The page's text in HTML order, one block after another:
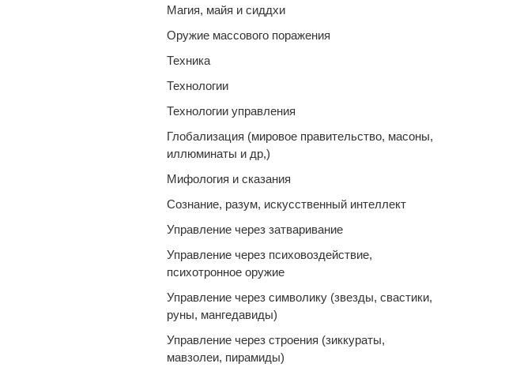
Магия, майя и сиддхи
Оружие массового поражения
Техника
Технологии
Технологии управления
Глобализация (мировое правительство, масоны,
иллюминаты и др,)
Мифология и сказания
Сознание, разум, искусственный интеллект
Управление через затваривание
Управление через психовоздействие,
психотронное оружие
Управление через символику (звезды, свастики,
руны, мангедавиды)
Управление через строения (зиккураты,
мавзолеи, пирамиды)